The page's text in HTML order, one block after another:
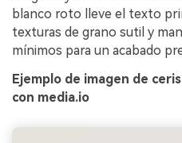
blanco roto lleve el texto
texturas de grano sutil y
mínimos para un acabado
Ejemplo de imagen de
con media.io